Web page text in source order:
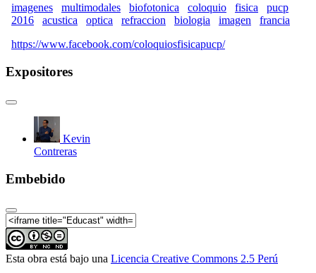
imagenes multimodales biofotonica coloquio fisica
pucp
2016
acustica optica refraccion biologia imagen
francia
https://www.facebook.com/coloquiosfisicapucp/
Expositores
Kevin
Contreras
Embebido
Esta obra está bajo una Licencia Creative Commons 2.5 Perú